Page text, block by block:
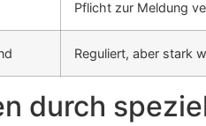
Pflicht zur Meldung
Reguliert, aber stark
durch